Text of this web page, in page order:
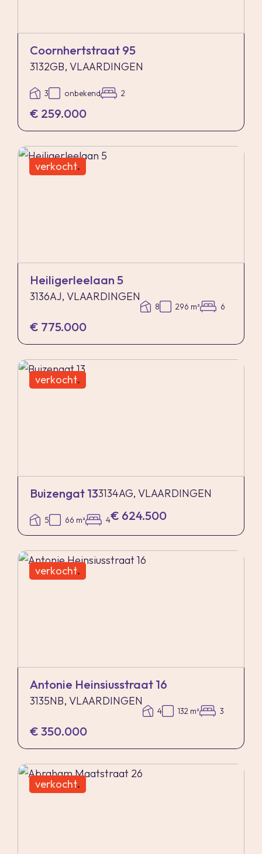
Coornhertstraat 95
3132GB, VLAARDINGEN
3 onbekend 2
€ 259.000
verkocht.
Heiligerleelaan 5
3136AJ, VLAARDINGEN
8 296 m² 6
€ 775.000
verkocht.
Buizengat 133134AG, VLAARDINGEN
5 66 m² 4€ 624.500
verkocht.
Antonie Heinsiusstraat 16
3135NB, VLAARDINGEN
4 132 m² 3
€ 350.000
verkocht.